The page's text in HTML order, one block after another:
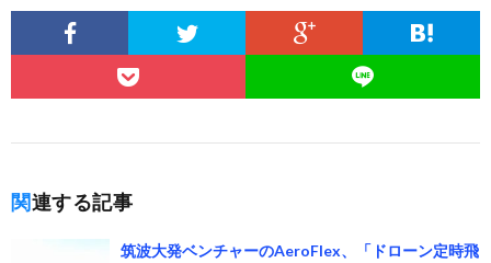
関連する記事
筑波大発ベンチャーのAeroFlex、「ドローン定時飛